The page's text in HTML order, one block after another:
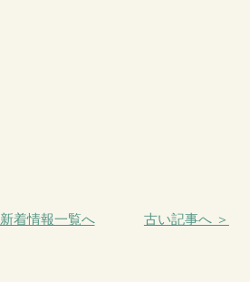
新着情報一覧へ 古い記事へ ＞